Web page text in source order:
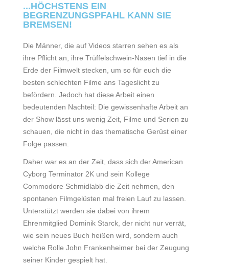
...HÖCHSTENS EIN
BEGRENZUNGSPFAHL KANN SIE
BREMSEN!
Die Männer, die auf Videos starren sehen es als
ihre Pflicht an, ihre Trüffelschwein-Nasen tief in die
Erde der Filmwelt stecken, um so für euch die
besten schlechten Filme ans Tageslicht zu
befördern. Jedoch hat diese Arbeit einen
bedeutenden Nachteil: Die gewissenhafte Arbeit an
der Show lässt uns wenig Zeit, Filme und Serien zu
schauen, die nicht in das thematische Gerüst einer
Folge passen.
Daher war es an der Zeit, dass sich der American
Cyborg Terminator 2K und sein Kollege
Commodore Schmidlabb die Zeit nehmen, den
spontanen Filmgelüsten mal freien Lauf zu lassen.
Unterstützt werden sie dabei von ihrem
Ehrenmitglied Dominik Starck, der nicht nur verrät,
wie sein neues Buch heißen wird, sondern auch
welche Rolle John Frankenheimer bei der Zeugung
seiner Kinder gespielt hat.